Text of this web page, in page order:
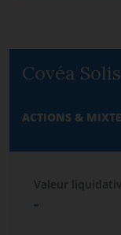
Covéa
ACTIONS &
Valeur
-